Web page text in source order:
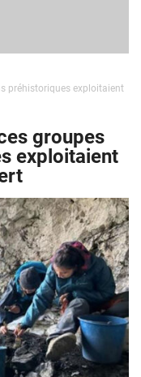
préhistoriques exploitaient
groupes
exploitaient